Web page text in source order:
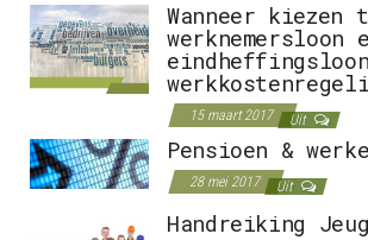
Wanneer kiezen
werknemersloon
eindheffingsloon
15 maart 2017 Uit
Pensioen &
28 mei 2017 Uit
Handreiking